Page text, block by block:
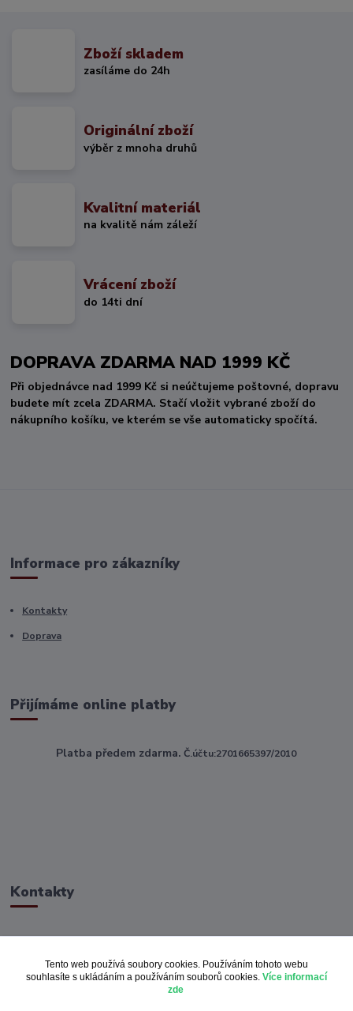
Zboží skladem
zasíláme do 24h
Originální zboží
výběr z mnoha druhů
Kvalitní materiál
na kvalitě nám záleží
Vrácení zboží
do 14ti dní
DOPRAVA ZDARMA NAD 1999 KČ
Při objednávce nad 1999 Kč si neúčtujeme poštovné, dopravu
budete mít zcela ZDARMA. Stačí vložit vybrané zboží do
nákupního košíku, ve kterém se vše automaticky spočítá.
Informace pro zákazníky
Kontakty
Doprava
Přijímáme online platby
Platba předem zdarma. Č.účtu:2701665397/2010
Kontakty
Tento web používá soubory cookies. Používáním tohoto webu
souhlasíte s ukládáním a používáním souborů cookies. Více informací
zde